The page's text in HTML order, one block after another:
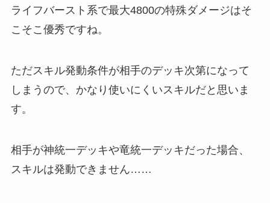
ライフバースト系で最大4800の特殊ダメージはそ
こそこ優秀ですね。
ただスキル発動条件が相手のデッキ次第になって
しまうので、かなり使いにくいスキルだと思いま
す。
相手が神統一デッキや竜統一デッキだった場合、
スキルは発動できません……